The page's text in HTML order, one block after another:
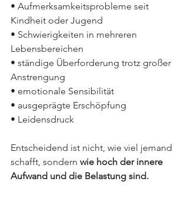
• Aufmerksamkeitsprobleme seit
Kindheit oder Jugend
• Schwierigkeiten in mehreren
Lebensbereichen
• ständige Überforderung trotz großer
Anstrengung
• emotionale Sensibilität
• ausgeprägte Erschöpfung
• Leidensdruck
Entscheidend ist nicht, wie viel jemand
schafft, sondern wie hoch der innere
Aufwand und die Belastung sind.